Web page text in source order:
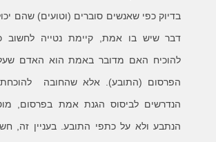
בדיוק כפי שאנשים סוברים (וטועים) שהם
דבר שיש בו אמת, קיימת נטייה לחשוב
להוכיח האם מדובר באמת הוא האדם
הפרסום (התובע). אלא שהחובה להוכחת
הנדרשים לביסוס הגנת אמת בפרסום,
הנתבע ולא על כתפי התובע. בעניין זה,